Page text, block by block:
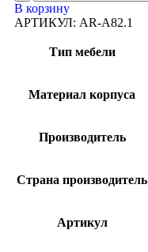
В корзину
АРТИКУЛ: AR-A82.1
Тип мебели
Материал корпуса
Производитель
Страна производитель
Артикул